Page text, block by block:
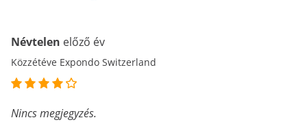
Névtelen előző év
Közzétéve Expondo Switzerland
Nincs megjegyzés.